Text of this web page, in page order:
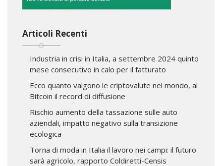
Articoli Recenti
Industria in crisi in Italia, a settembre 2024 quinto
mese consecutivo in calo per il fatturato
Ecco quanto valgono le criptovalute nel mondo, al
Bitcoin il record di diffusione
Rischio aumento della tassazione sulle auto
aziendali, impatto negativo sulla transizione
ecologica
Torna di moda in Italia il lavoro nei campi: il futuro
sarà agricolo, rapporto Coldiretti-Censis